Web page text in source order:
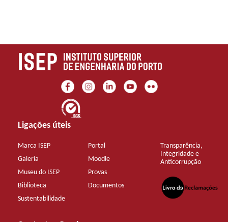
Ligações úteis
Marca ISEP
Galeria
Museu do ISEP
Biblioteca
Sustentabilidade
Portal
Moodle
Provas
Documentos
Transparência,
Integridade e
Anticorrupção